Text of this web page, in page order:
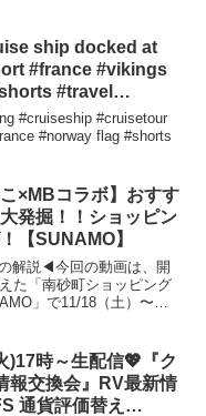
ship docked at
#france #vikings
#travel
#cruiseship #cruisetour
#norway flag #shorts
こ×MBコラボ】おすす
発掘！！ショッピン
【SUNAMO】
解説◀今回の動画は、開
た「南砂町ショッピング
」で11/18（土）〜
MBさんと山本あきこがス
)17時～生配信💖『ク
報交換会』RV最新情
通貨評価替え